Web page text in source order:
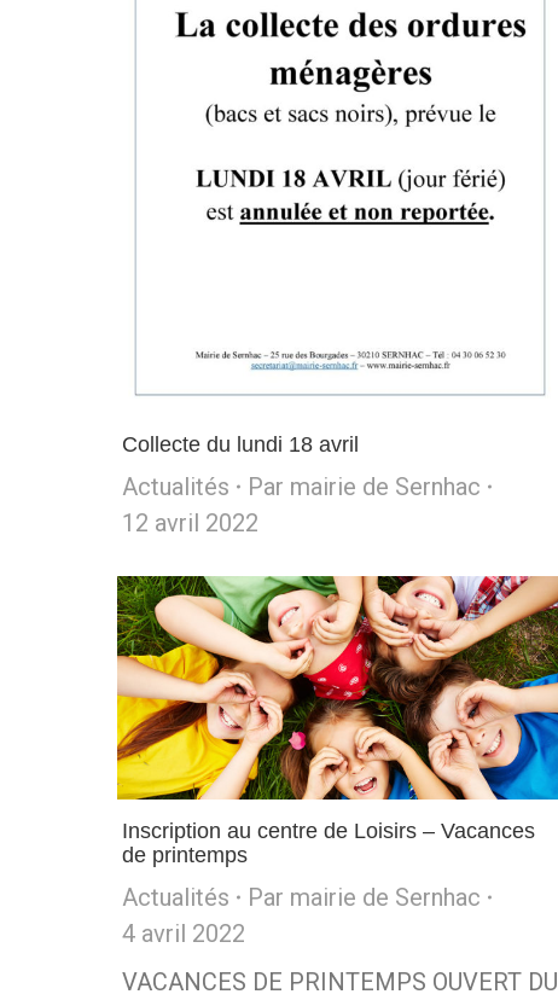
Collecte du lundi 18 avril
Actualités Par mairie de Sernhac
12 avril 2022
Inscription au centre de Loisirs – Vacances
de printemps
Actualités Par mairie de Sernhac
4 avril 2022
VACANCES DE PRINTEMPS OUVERT DU